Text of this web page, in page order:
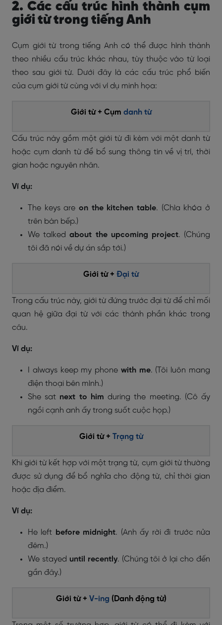
2. Các cấu trúc hình thành cụm
giới từ trong tiếng Anh
Cụm giới từ trong tiếng Anh có thể được hình thành
theo nhiều cấu trúc khác nhau, tùy thuộc vào từ loại
theo sau giới từ. Dưới đây là các cấu trúc phổ biến
của cụm giới từ cùng với ví dụ minh họa:
Giới từ + Cụm danh từ
Cấu trúc này gồm một giới từ đi kèm với một danh từ
hoặc cụm danh từ để bổ sung thông tin về vị trí, thời
gian hoặc nguyên nhân.
Ví dụ:
The keys are on the kitchen table. (Chìa khóa ở
trên bàn bếp.)
We talkedabout the upcoming project. (Chúng
tôi đã nói về dự án sắp tới.)
Giới từ + Đại từ
Trong cấu trúc này, giới từ đứng trước đại từ để chỉ mối
quan hệ giữa đại từ với các thành phần khác trong
câu.
Ví dụ:
I always keep my phone with me. (Tôi luôn mang
điện thoại bên mình.)
She sat next to him during the meeting. (Cô ấy
ngồi cạnh anh ấy trong suốt cuộc họp.)
Giới từ + Trạng từ
Khi giới từ kết hợp với một trạng từ, cụm giới từ thường
được sử dụng để bổ nghĩa cho động từ, chỉ thời gian
hoặc địa điểm.
Ví dụ:
He left before midnight. (Anh ấy rời đi trước nửa
đêm.)
We stayed until recently. (Chúng tôi ở lại cho đến
gần đây.)
Giới từ + V-ing (Danh động từ)